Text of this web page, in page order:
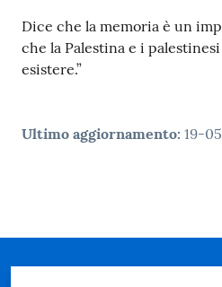
Dice che la memoria è un
che la Palestina e i
esistere.”
Ultimo aggiornamento: 19-